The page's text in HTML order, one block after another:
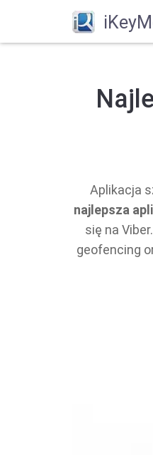
Aplikacja
najlepsza
się na
geofencing